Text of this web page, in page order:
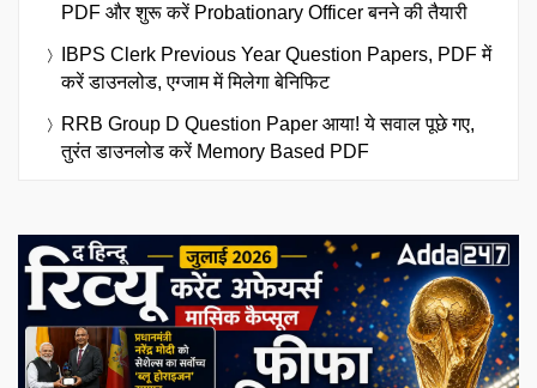
PDF और शुरू करें Probationary Officer बनने की तैयारी
IBPS Clerk Previous Year Question Papers, PDF में
करें डाउनलोड, एग्जाम में मिलेगा बेनिफिट
RRB Group D Question Paper आया! ये सवाल पूछे गए,
तुरंत डाउनलोड करें Memory Based PDF